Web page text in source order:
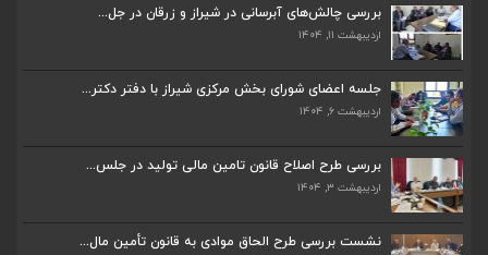
بررسی چالش‌های آبرسانی در شیراز و زرقان در جل...
اردیبهشت ۱۱, ۱۴۰۴
جلسه اعضای شورای بخش مرکزی شیراز با دفتر دکتر...
اردیبهشت ۶, ۱۴۰۴
بررسی طرح اصلاح قانون تامین مالی تولید در جلس...
اردیبهشت ۳, ۱۴۰۴
نشست بررسی طرح الحاق موادی به قانون تأمین مال...
جلسه اعضای شورای بخش مرکزی شیراز با دفتر دکتر...
اردیبهشت ۶, ۱۴۰۴
پیگیری دکتر قادری و سایر نمایندگان شیراز ارتق...
اردیبهشت ۲۳, ۱۴۰۴
ضرورت تکمیل قطعات ۷ و ۸ آزادراه شیراز به اصفه...
اردیبهشت ۲۳, ۱۴۰۴